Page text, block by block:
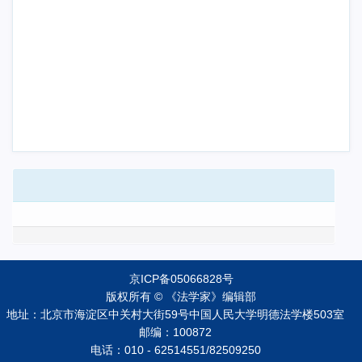
京ICP备05066828号
版权所有 © 《法学家》编辑部
地址：北京市海淀区中关村大街59号中国人民大学明德法学楼503室
邮编：100872
电话：010 - 62514551/82509250